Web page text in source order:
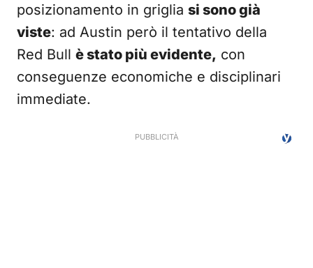
posizionamento in griglia si sono già
viste: ad Austin però il tentativo della
Red Bull è stato più evidente, con
conseguenze economiche e disciplinari
immediate.